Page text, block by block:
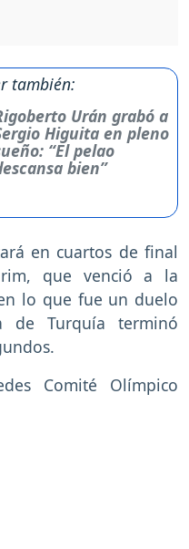
también:
Urán grabó a
Higuita en pleno
“El pelao
bien”
en cuartos de final
que venció a la
lo que fue un duelo
Turquía terminó